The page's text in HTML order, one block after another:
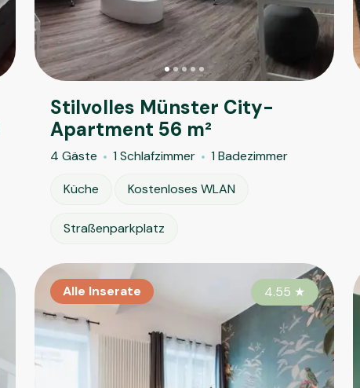
Stilvolles Münster City-
Apartment 56 m²
4 Gäste 1 Schlafzimmer
1 Badezimmer
Küche
Kostenloses WLAN
Straßenparkplatz
Alle Inserate 4.40★
Alle Inserate 4.55 ★